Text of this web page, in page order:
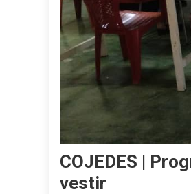
COJEDES |
vestir